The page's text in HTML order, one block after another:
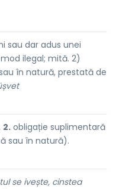
sau dar adus unei
ilegal; mită. 2)
în natură, prestată de
2. obligație suplimentară
sau în natură).
se ivește, cinstea